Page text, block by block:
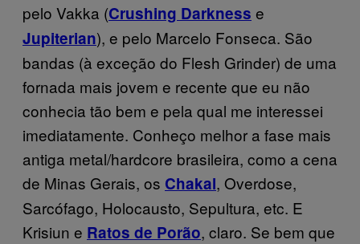
pelo Vakka (Crushing Darkness e
Jupiterian), e pelo Marcelo Fonseca. São
bandas (à exceção do Flesh Grinder) de uma
fornada mais jovem e recente que eu não
conhecia tão bem e pela qual me interessei
imediatamente. Conheço melhor a fase mais
antiga metal/hardcore brasileira, como a cena
de Minas Gerais, os Chakal, Overdose,
Sarcófago, Holocausto, Sepultura, etc. E
Krisiun e Ratos de Porão, claro. Se bem que